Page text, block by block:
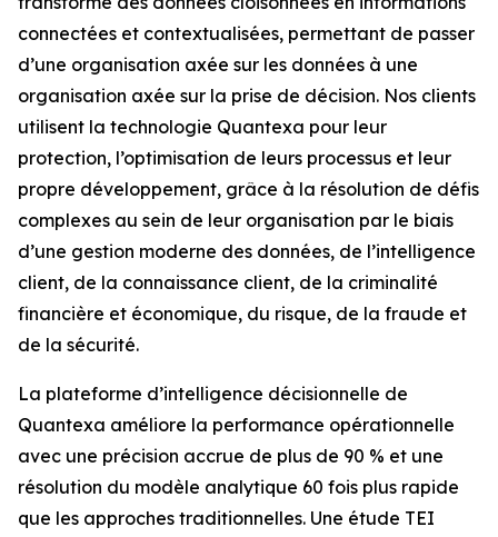
connectées et contextualisées, permettant de passer
d’une organisation axée sur les données à une
organisation axée sur la prise de décision. Nos clients
utilisent la technologie Quantexa pour leur
protection, l’optimisation de leurs processus et leur
propre développement, grâce à la résolution de défis
complexes au sein de leur organisation par le biais
d’une gestion moderne des données, de l’intelligence
client, de la connaissance client, de la criminalité
financière et économique, du risque, de la fraude et
de la sécurité.
La plateforme d’intelligence décisionnelle de
Quantexa améliore la performance opérationnelle
avec une précision accrue de plus de 90 % et une
résolution du modèle analytique 60 fois plus rapide
que les approches traditionnelles. Une étude TEI